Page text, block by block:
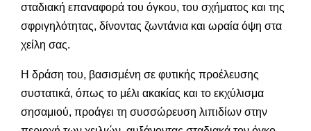
σταδιακή επαναφορά του όγκου, του σχήματος και της
σφριγηλότητας, δίνοντας ζωντάνια και ωραία όψη στα
χείλη σας.
Η δράση του, βασισμένη σε φυτικής προέλευσης
συστατικά, όπως το μέλι ακακίας και το εκχύλισμα
σησαμιού, προάγει τη συσσώρευση λιπιδίων στην